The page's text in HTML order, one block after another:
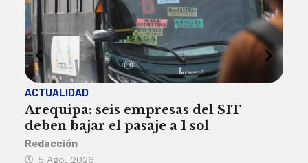
ACTUALIDAD
Arequipa: seis empresas del SIT
deben bajar el pasaje a 1 sol
Redacción
5 Ago, 2026